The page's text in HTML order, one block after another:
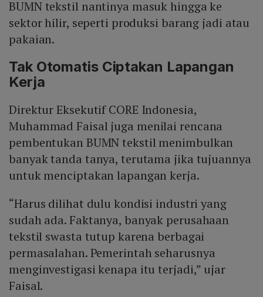
BUMN tekstil nantinya masuk hingga ke
sektor hilir, seperti produksi barang jadi atau
pakaian.
Tak Otomatis Ciptakan Lapangan
Kerja
Direktur Eksekutif CORE Indonesia,
Muhammad Faisal juga menilai rencana
pembentukan BUMN tekstil menimbulkan
banyak tanda tanya, terutama jika tujuannya
untuk menciptakan lapangan kerja.
“Harus dilihat dulu kondisi industri yang
sudah ada. Faktanya, banyak perusahaan
tekstil swasta tutup karena berbagai
permasalahan. Pemerintah seharusnya
menginvestigasi kenapa itu terjadi,” ujar
Faisal.